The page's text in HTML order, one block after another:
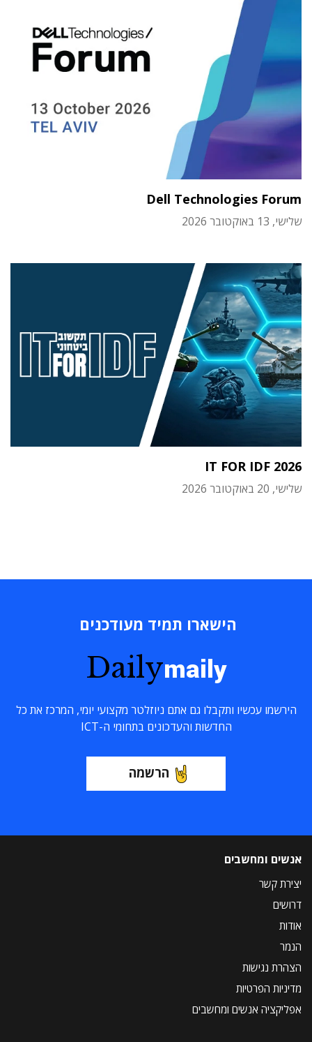
Dell Technologies Forum
שלישי, 13 באוקטובר 2026
IT FOR IDF 2026
שלישי, 20 באוקטובר 2026
הישארו תמיד מעודכנים
Dailymaily
הירשמו עכשיו ותקבלו גם אתם ניוזלטר מקצועי יומי, המרכז את כל
החדשות והעדכונים בתחומי ה-ICT
הרשמה
אנשים ומחשבים
יצירת קשר
דרושים
אודות
הנמר
הצהרת נגישות
מדיניות הפרטיות
אפליקציה אנשים ומחשבים